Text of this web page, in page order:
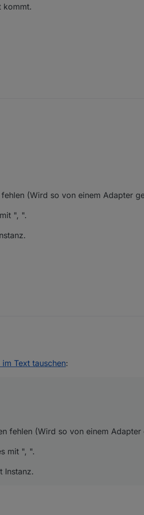
kommt.
(Wird so von einem Adapter
", ".
Text tauschen:
fehlen (Wird so von einem Adapter
mit ", ".
Instanz.